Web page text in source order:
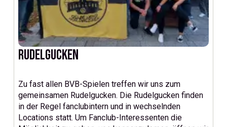
Rudelgucken
Zu fast allen BVB-Spielen treffen wir uns zum
gemeinsamen Rudelgucken. Die Rudelgucken finden
in der Regel fanclubintern und in wechselnden
Locations statt. Um Fanclub-Interessenten die